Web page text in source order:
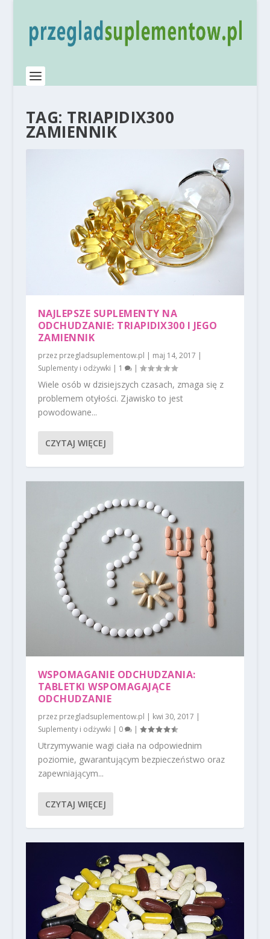
TAG: TRIAPIDIX300
ZAMIENNIK
NAJLEPSZE SUPLEMENTY NA
ODCHUDZANIE: TRIAPIDIX300 I JEGO
ZAMIENNIK
przez przegladsuplementow.pl | maj 14, 2017 |
Suplementy i odżywki | 1 |
Wiele osób w dzisiejszych czasach, zmaga się z
problemem otyłości. Zjawisko to jest
powodowane...
CZYTAJ WIĘCEJ
WSPOMAGANIE ODCHUDZANIA:
TABLETKI WSPOMAGAJĄCE
ODCHUDZANIE
przez przegladsuplementow.pl | kwi 30, 2017 |
Suplementy i odżywki | 0 |
Utrzymywanie wagi ciała na odpowiednim
poziomie, gwarantującym bezpieczeństwo oraz
zapewniającym...
CZYTAJ WIĘCEJ